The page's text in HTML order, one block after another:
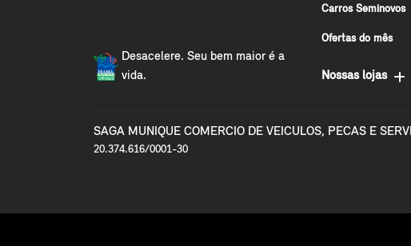
Desacelere. Seu bem maior é a
vida.
Carros Seminovos
Ofertas do mês
Nossas lojas
SAGA MUNIQUE COMERCIO DE VEICULOS, PECAS E
20.374.616/0001-30